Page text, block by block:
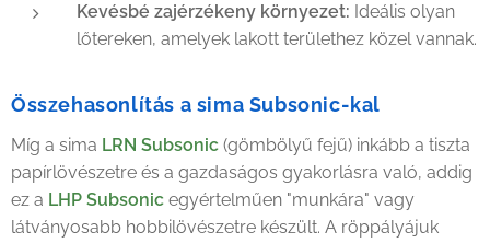
Kevésbé zajérzékeny környezet: Ideális olyan
lőtereken, amelyek lakott területhez közel vannak.
Összehasonlítás a sima Subsonic-kal
Míg a sima LRN Subsonic (gömbölyű fejű) inkább a tiszta
papírlövészetre és a gazdaságos gyakorlásra való, addig
ez a LHP Subsonic egyértelműen "munkára" vagy
látványosabb hobbilövészetre készült. A röppályájuk